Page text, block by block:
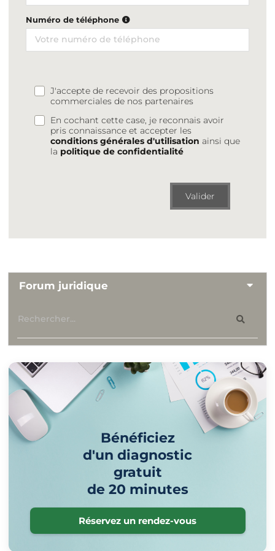
Numéro de téléphone
J'accepte de recevoir des propositions
commerciales de nos partenaires
En cochant cette case, je reconnais avoir
pris connaissance et accepter les
conditions générales d'utilisation ainsi que
la politique de confidentialité
Valider
Forum juridique
Bénéficiez
d'un diagnostic
gratuit
de 20 minutes
Réservez un rendez-vous